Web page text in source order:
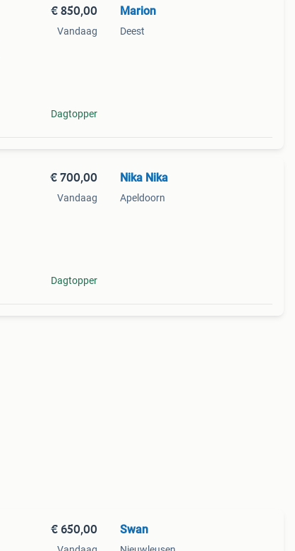
€ 850,00
Vandaag
Dagtopper
Marion
Deest
€ 700,00
Vandaag
Dagtopper
Nika Nika
Apeldoorn
€ 650,00 Swan